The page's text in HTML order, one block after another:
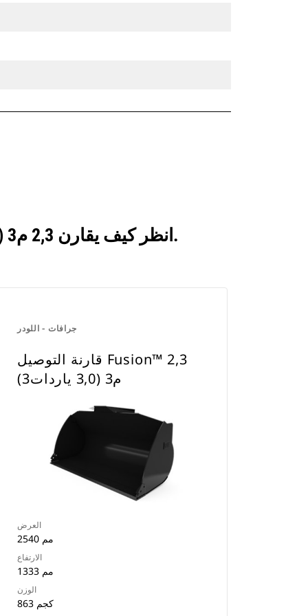
انظر كيف يقارن 2,3 م3 (3,0 ياردة3)، تثبيت بمسامير بالمنتجات التي تتم مقارنتها بشكل متكرر.
جرافات - اللودر
قارنة التوصيل Fusion™ 2,3
م3 (3,0 ياردات3)
العرض
2540 مم
الارتفاع
1333 مم
الوزن
863 كجم